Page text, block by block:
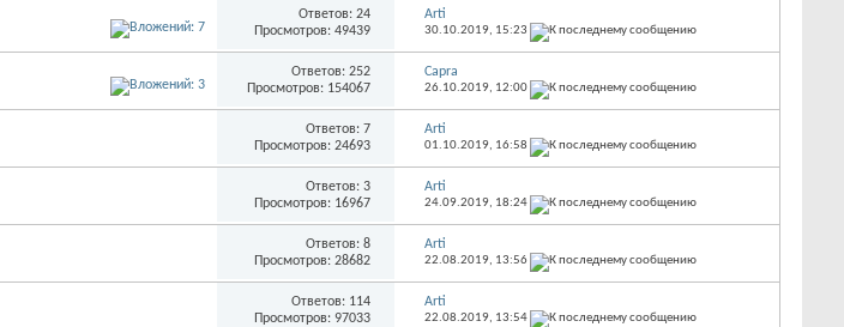
Ответов: 24
Просмотров: 49439
Arti
30.10.2019, 15:23
Ответов: 252
Просмотров: 154067
Capra
26.10.2019, 12:00
Ответов: 7
Просмотров: 24693
Arti
01.10.2019, 16:58
Ответов: 3
Просмотров: 16967
Arti
24.09.2019, 18:24
Ответов: 8
Просмотров: 28682
Arti
22.08.2019, 13:56
Ответов: 114
Просмотров: 97033
Arti
22.08.2019, 13:54